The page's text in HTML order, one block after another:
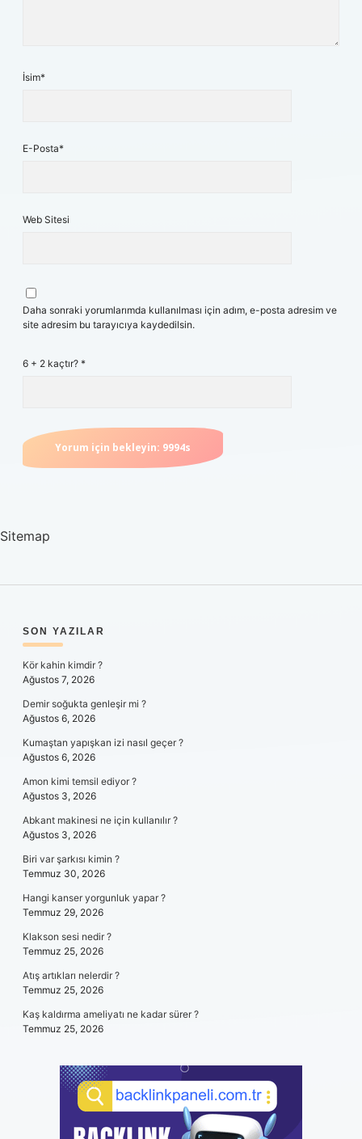
İsim*
E-Posta*
Web Sitesi
Daha sonraki yorumlarımda kullanılması için adım, e-posta adresim ve
site adresim bu tarayıcıya kaydedilsin.
6 + 2 kaçtır? *
Sitemap
SIDEBAR
SON YAZILAR
Kör kahin kimdir ?
Ağustos 7, 2026
Demir soğukta genleşir mi ?
Ağustos 6, 2026
Kumaştan yapışkan izi nasıl geçer ?
Ağustos 6, 2026
Amon kimi temsil ediyor ?
Ağustos 3, 2026
Abkant makinesi ne için kullanılır ?
Ağustos 3, 2026
Biri var şarkısı kimin ?
Temmuz 30, 2026
Hangi kanser yorgunluk yapar ?
Temmuz 29, 2026
Klakson sesi nedir ?
Temmuz 25, 2026
Atış artıkları nelerdir ?
Temmuz 25, 2026
Kaş kaldırma ameliyatı ne kadar sürer ?
Temmuz 25, 2026